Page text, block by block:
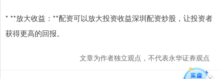
* **放大收益：**配资可以放大投资收益深圳配资炒股，让投资者
获得更高的回报。
文章为作者独立观点，不代表永华证券观点